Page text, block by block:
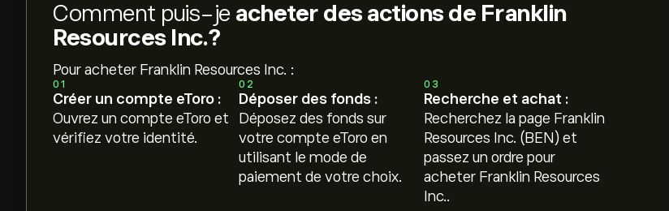
Comment puis-je acheter des actions de Franklin
Resources Inc.?
Pour acheter Franklin Resources Inc. :
01
Créer un compte eToro :
Ouvrez un compte eToro et
vérifiez votre identité.
02
Déposer des fonds :
Déposez des fonds sur
votre compte eToro en
utilisant le mode de
paiement de votre choix.
03
Recherche et achat :
Recherchez la page Franklin
Resources Inc. (BEN) et
passez un ordre pour
acheter Franklin Resources
Inc..